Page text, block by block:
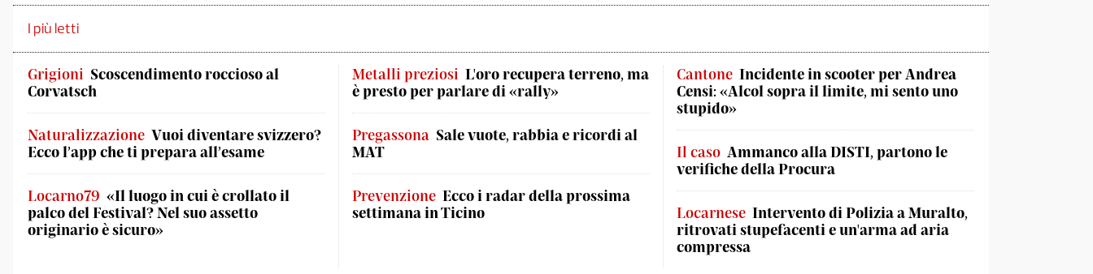
I più letti
Grigioni Scoscendimento roccioso al
Corvatsch
Naturalizzazione Vuoi diventare svizzero?
Ecco l’app che ti prepara all’esame
Locarno79 «Il luogo in cui è crollato il
palco del Festival? Nel suo assetto
originario è sicuro»
Metalli preziosi L'oro recupera terreno, ma
è presto per parlare di «rally»
Pregassona Sale vuote, rabbia e ricordi al
MAT
Prevenzione Ecco i radar della prossima
settimana in Ticino
Cantone Incidente in scooter per Andrea
Censi: «Alcol sopra il limite, mi sento uno
stupido»
Il caso Ammanco alla DISTI, partono le
verifiche della Procura
Locarnese Intervento di Polizia a Muralto,
ritrovati stupefacenti e un'arma ad aria
compressa